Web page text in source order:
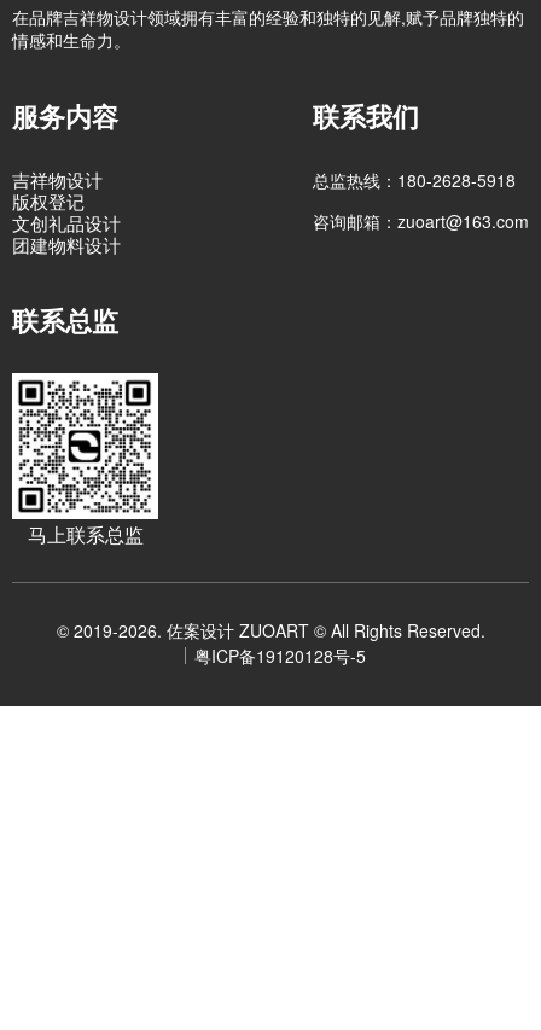
在品牌吉祥物设计领域拥有丰富的经验和独特的见解,赋予品牌独特的
情感和生命力。
服务内容
吉祥物设计
版权登记
文创礼品设计
团建物料设计
联系我们
总监热线：180-2628-5918
咨询邮箱：zuoart@163.com
联系总监
马上联系总监
© 2019-2026. 佐案设计 ZUOART © All Rights Reserved.
粤ICP备19120128号-5